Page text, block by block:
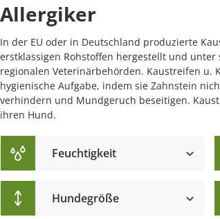
Rosetten
Allergiker
In der EU oder in Deutschland produzierte
erstklassigen Rohstoffen hergestellt und
regionalen Veterinärbehörden. Kaustreifen u.
hygienische Aufgabe, indem sie Zahnstein
verhindern und Mundgeruch beseitigen.
ihren Hund.
Feuchtigkeit
Hundegröße